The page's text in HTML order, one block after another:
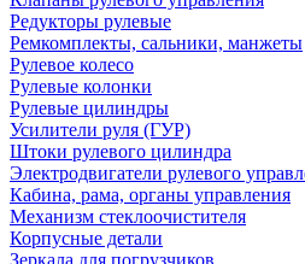
Редукторы рулевые
Ремкомплекты, сальники, манжеты
Рулевое колесо
Рулевые колонки
Рулевые цилиндры
Усилители руля (ГУР)
Штоки рулевого цилиндра
Электродвигатели рулевого
Кабина, рама, органы управления
Механизм стеклоочистителя
Корпусные детали
Зеркала для погрузчиков